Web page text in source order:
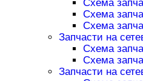
Схема
Схема
Схема
Запчасти на
Схема
Схема
Запчасти на